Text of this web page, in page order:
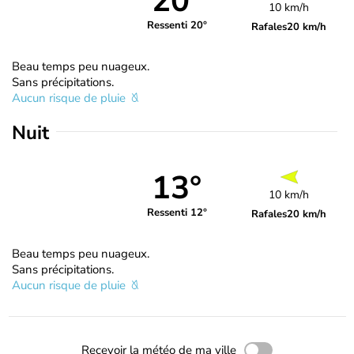
Ressenti 20°
10 km/h
Rafales20 km/h
Beau temps peu nuageux.
Sans précipitations.
Aucun risque de pluie
Nuit
13°
Ressenti 12°
10 km/h
Rafales20 km/h
Beau temps peu nuageux.
Sans précipitations.
Aucun risque de pluie
Recevoir la météo de ma ville